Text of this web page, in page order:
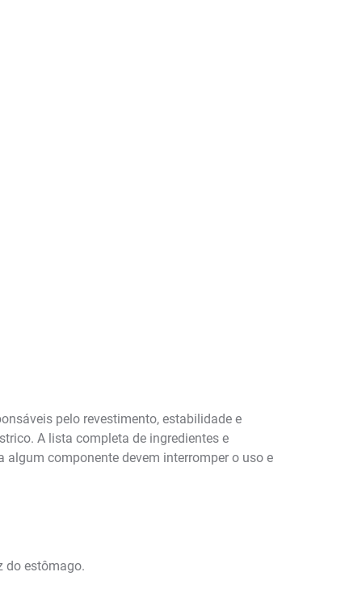
pelo revestimento, estabilidade e
A lista completa de ingredientes e
componente devem interromper o uso e
do estômago.